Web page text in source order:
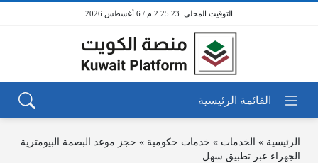
2:25:23 م / 6 أغسطس 2026
الرئيسية » الخدمات » خدمات حكومية » حجز موعد البصمة البيومترية
الجهراء عبر تطبيق سهل